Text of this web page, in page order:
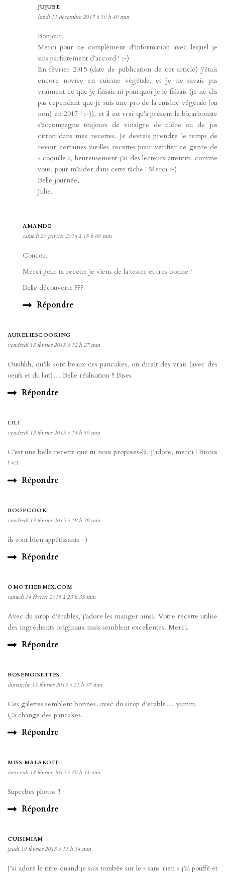
JUJUBE
lundi 11 décembre 2017 à 10 h 40 min
Bonjour,
Merci pour ce complément d’information avec lequel je
suis parfaitement d’accord ! :-)
En février 2015 (date de publication de cet article) j’étais
encore novice en cuisine végétale, et je ne savais pas
vraiment ce que je faisais ni pourquoi je le faisais (je ne dis
pas cependant que je suis une pro de la cuisine végétale (ou
non) en 2017 ! ;-)), et il est vrai qu’à présent le bicarbonate
s’accompagne toujours de vinaigre de cidre ou de jus
citron dans mes recettes. Je devrais prendre le temps de
revoir certaines vieilles recettes pour vérifier ce genre de
« coquille », heureusement j’ai des lecteurs attentifs, comme
vous, pour m’aider dans cette tâche ! Merci :-)
Belle journée,
Julie.
AMANDE
samedi 20 janvier 2018 à 18 h 00 min
Coucou,
Merci pour ta recette je viens de la tester et tres bonne !
Belle découverte ???
Répondre
AURELIESCOOKING
vendredi 13 février 2015 à 12 h 27 min
Ouuhhh, qu’ils sont beaux ces pancakes, on dirait des vrais (avec des
oeufs et du lait)… Belle réalisation !! Bises
Répondre
LILI
vendredi 13 février 2015 à 14 h 50 min
C’est une belle recette que tu nous proposes-là, j’adore, merci ! Bisous
! <3
Répondre
BOOPCOOK
vendredi 13 février 2015 à 19 h 29 min
ils sont bien appétissants =)
Répondre
OMOTHERMIX.COM
samedi 14 février 2015 à 23 h 35 min
Avec du sirop d’érables, j’adore les manger ainsi. Votre recette utilise
des ingrédients originaux mais semblent excellentes. Merci.
Répondre
ROSENOISETTES
dimanche 15 février 2015 à 21 h 37 min
Ces galettes semblent bonnes, avec du sirop d’érable… yumm.
Ça change des pancakes.
Répondre
MISS MALAKOFF
mercredi 18 février 2015 à 20 h 34 min
Superbes photos !!
Répondre
CUISIMIAM
jeudi 19 février 2015 à 13 h 34 min
J’ai adoré le titre quand je suis tombée sur le « sans rien » j’ai pouffé et